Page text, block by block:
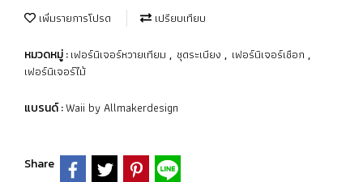
เพิ่มรายการโปรด เปรียบเทียบ
หมวดหมู่ :เฟอร์นิเจอร์หวายเทียม , ชุดระเบียง , เฟอร์นิเจอร์เชือก ,
เฟอร์นิเจอร์ไม้
แบรนด์ :Waii by Allmakerdesign
Share